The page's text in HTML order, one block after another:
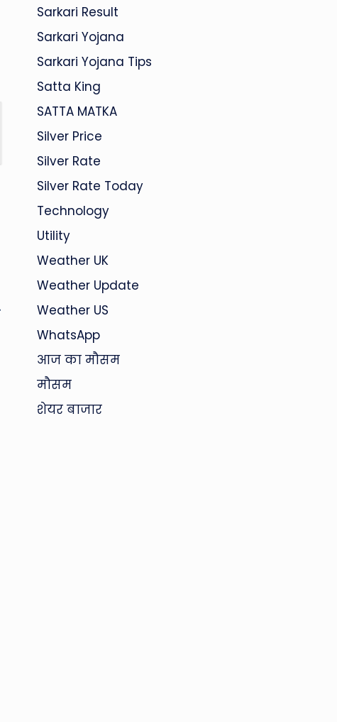
Sarkari Result
Sarkari Yojana
Sarkari Yojana Tips
Satta King
SATTA MATKA
Silver Price
Silver Rate
Silver Rate Today
Technology
Utility
Weather UK
Weather Update
Weather US
WhatsApp
आज का मौसम
मौसम
शेयर बाजार